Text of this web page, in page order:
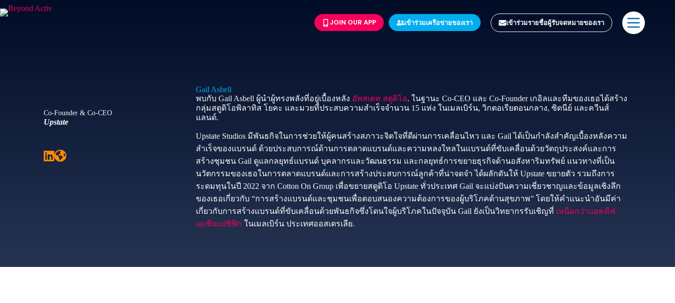
JOIN OUR APP เข้าร่วมเครือข่ายของเรา เข้าร่วมรายชื่อผู้รับจดหมายของเรา
Co-Founder & Co-CEO
Upstate
Gail Asbell
พบกับ Gail Asbell ผู้นำผู้ทรงพลังที่อยู่เบื้องหลัง อัพสเตท สตูดิโอ. ในฐานะ Co-CEO และ Co-Founder เกอิลและทีมของเธอได้สร้าง
กลุ่มสตูดิโอพิลาทิส โยคะ และมวยที่ประสบความสำเร็จจำนวน 15 แห่ง ในเมลเบิร์น, วิกตอเรียตอนกลาง, ซิดนีย์ และควีนส์
แลนด์.
Upstate Studios มีพันธกิจในการช่วยให้ผู้คนสร้างสภาวะจิตใจที่ดีผ่านการเคลื่อนไหว และ Gail ได้เป็นกำลังสำคัญเบื้องหลังความ
สำเร็จของแบรนด์ ด้วยประสบการณ์ด้านการตลาดแบรนด์และความหลงใหลในแบรนด์ที่ขับเคลื่อนด้วยวัตถุประสงค์และการ
สร้างชุมชน Gail ดูแลกลยุทธ์แบรนด์ บุคลากรและวัฒนธรรม และกลยุทธ์การขยายธุรกิจด้านอสังหาริมทรัพย์ แนวทางที่เป็น
นวัตกรรมของเธอในการตลาดแบรนด์และการสร้างประสบการณ์ลูกค้าที่น่าจดจำ ได้ผลักดันให้ Upstate ขยายตัว รวมถึงการ
ระดมทุนในปี 2022 จาก Cotton On Group เพื่อขยายสตูดิโอ Upstate ทั่วประเทศ Gail จะแบ่งปันความเชี่ยวชาญและข้อมูลเชิงลึก
ของเธอเกี่ยวกับ “การสร้างแบรนด์และชุมชนเพื่อตอบสนองความต้องการของผู้บริโภคด้านสุขภาพ” โดยให้คำแนะนำอันมีค่า
เกี่ยวกับการสร้างแบรนด์ที่ขับเคลื่อนด้วยพันธกิจซึ่งโดนใจผู้บริโภคในปัจจุบัน Gail ยังเป็นวิทยากรรับเชิญที่ เหนือกว่าแอคทีฟ
เอเชียแปซิฟิก ในเมลเบิร์น ประเทศออสเตรเลีย.